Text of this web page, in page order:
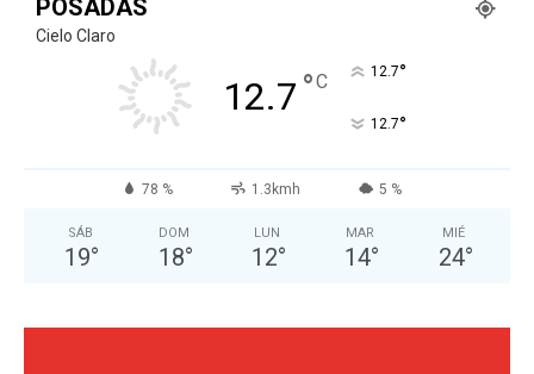
POSADAS
Cielo Claro
12.7 °C 12.7°
12.7°
78 % 1.3kmh 5 %
SÁB
19°
DOM
18°
LUN
12°
MAR
14°
MIÉ
24°